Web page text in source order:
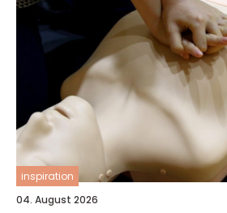
inspiration
04. August 2026